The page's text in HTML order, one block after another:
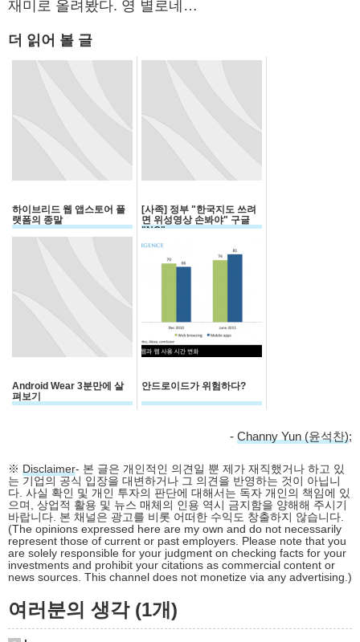
재미로 올려봤다. 영 별로네…
더 읽어 볼 글
하이브리드 웹 앱스토어 플
랫폼의 종말
[사족] 정부 "한국지도 쓰려
면 위성영상 손봐야" 구글
"NO"
Android Wear 3분만에 살
펴보기
안드로이드가 위험하다?
- Channy Yun (윤석찬);
※ Disclaimer- 본 글은 개인적인 의견일 뿐 제가 재직했거나 하고 있
는 기업의 공식 입장을 대변하거나 그 의견을 반영하는 것이 아닙니
다. 사실 확인 및 개인 투자의 판단에 대해서는 독자 개인의 책임에 있
으며, 상업적 활용 및 뉴스 매체의 인용 역시 금지함을 양해해 주시기
바랍니다. 본 채널은 광고를 비롯 어떠한 수익도 창출하지 않습니다.
(The opinions expressed here are my own and do not necessarily
represent those of current or past employers. Please note that you
are solely responsible for your judgment on checking facts for your
investments and prohibit your citations as commercial content or
news sources. This channel does not monetize via any advertising.)
여러분의 생각 (1개)